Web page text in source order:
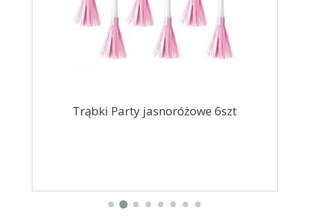
Trąbki Party jasnoróżowe 6szt